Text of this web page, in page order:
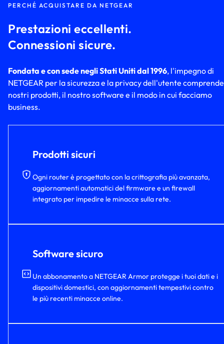
PERCHÉ ACQUISTARE DA NETGEAR
Prestazioni eccellenti.
Connessioni sicure.
Fondata e con sede negli Stati Uniti dal 1996, l'impegno di
NETGEAR per la sicurezza e la privacy dell'utente
nostri prodotti, il nostro software e il modo in cui facciamo
business.
Prodotti sicuri
Ogni router è progettato con la crittografia più avanzata,
aggiornamenti automatici del firmware e un firewall
integrato per impedire le minacce sulla rete.
Software sicuro
Un abbonamento a NETGEAR Armor protegge i tuoi dati e i
dispositivi domestici, con aggiornamenti tempestivi contro
le più recenti minacce online.